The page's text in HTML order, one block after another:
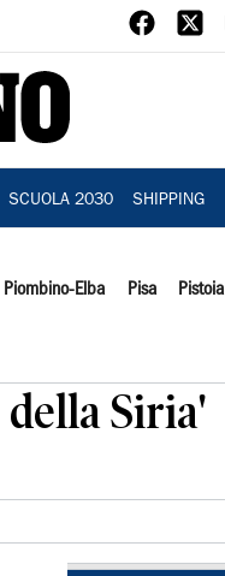
SCUOLA 2030 SHIPPING
Piombino-Elba Pisa Pistoia
Siria'